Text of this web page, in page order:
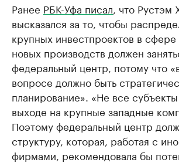
Ранее РБК-Уфа писал, что Рустэм
высказался за то, чтобы
крупных инвестпроектов в сфере
новых производств должен
федеральный центр, потому что
вопросе должно быть
планирование». «Не все
выходе на крупные западные
Поэтому федеральный центр
структуру, которая, работая с
фирмами, рекомендовала бы